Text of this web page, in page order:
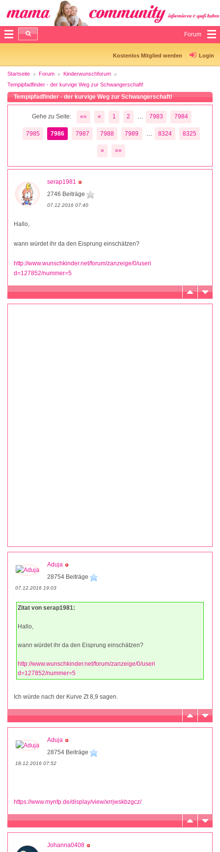
Forum
Kostenlos Mitglied werden Login
Startseite Forum
Kinderwunschforum
Tempipfadfinder - der kurvige Weg zur Schwangerschaft!
Tempipfadfinder - der kurvige Weg zur Schwangerschaft!
Gehe zu Seite: «« « 1 2 7983 7984
7985 7986 7987 7988 7989 8324 8325
» »»
serap1981
2746 Beiträge
07.12.2016 07:40
Hallo,
wann würdet ihr da den Eisprung einschätzen?
http://www.wunschkinder.net/forum/zanzeige/0/useri
d=127852/nummer=5
Aduja
28754 Beiträge
07.12.2016 19:03
Zitat von serap1981:
Hallo,
wann würdet ihr da den Eisprung einschätzen?
http://www.wunschkinder.net/forum/zanzeige/0/useri
d=127852/nummer=5
Ich würde nach der Kurve Zt 8,9 sagen.
Aduja
28754 Beiträge
18.12.2016 07:52
https://www.mynfp.de/display/view/xrrjwskbzgcz/
Johanna0408